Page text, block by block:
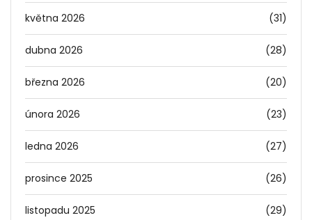
května 2026 (31)
dubna 2026 (28)
března 2026 (20)
února 2026 (23)
ledna 2026 (27)
prosince 2025 (26)
listopadu 2025 (29)